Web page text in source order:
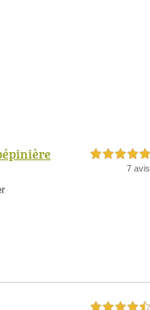
5,0 étoiles sur 5
7 avis
4,5 étoiles sur 5